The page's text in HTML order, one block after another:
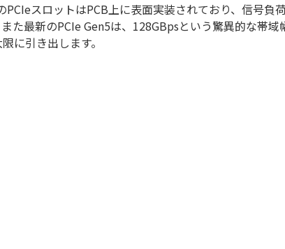
PCIeスロットはPCB上に表面実装されており、信号負
また最新のPCIe Gen5は、128GBpsという驚異的な帯
に引き出します。